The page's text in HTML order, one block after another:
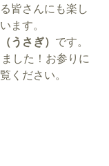
皆さんにも楽し
ます。
うさぎ） です。
した！お参りに
ください。